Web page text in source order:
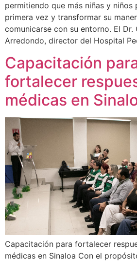
permitiendo que más niñas y niños
primera vez y transformar su
comunicarse con su entorno. El Dr.
Arredondo, director del Hospital
Capacitación
fortalecer
médicas en
Capacitación para fortalecer
médicas en Sinaloa Con el